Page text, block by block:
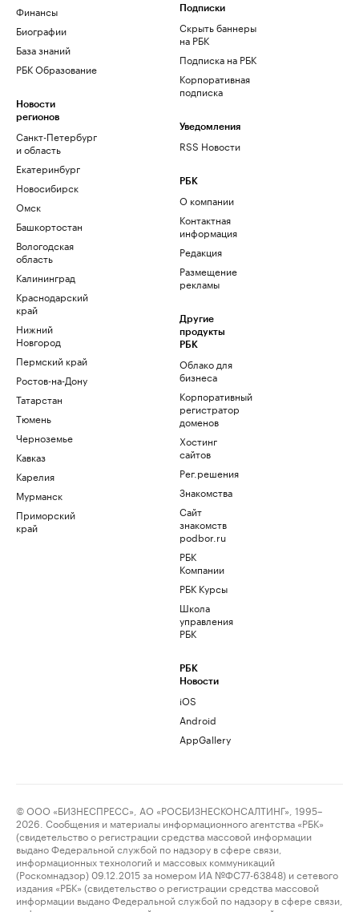
Финансы
Биографии
База знаний
РБК Образование
Новости
регионов
Санкт-Петербург
и область
Екатеринбург
Новосибирск
Омск
Башкортостан
Вологодская
область
Калининград
Краснодарский
край
Нижний
Новгород
Пермский край
Ростов-на-Дону
Татарстан
Тюмень
Черноземье
Кавказ
Карелия
Мурманск
Приморский
край
Подписки
Скрыть баннеры
на РБК
Подписка на РБК
Корпоративная
подписка
Уведомления
RSS Новости
РБК
О компании
Контактная
информация
Редакция
Размещение
рекламы
Другие
продукты
РБК
Облако для
бизнеса
Корпоративный
регистратор
доменов
Хостинг
сайтов
Рег.решения
Знакомства
Сайт
знакомств
podbor.ru
РБК
Компании
РБК Курсы
Школа
управления
РБК
РБК
Новости
iOS
Android
AppGallery
© ООО «БИЗНЕСПРЕСС», АО «РОСБИЗНЕСКОНСАЛТИНГ», 1995–
2026. Сообщения и материалы информационного агентства «РБК»
(свидетельство о регистрации средства массовой информации
выдано Федеральной службой по надзору в сфере связи,
информационных технологий и массовых коммуникаций
(Роскомнадзор) 09.12.2015 за номером ИА №ФС77-63848) и сетевого
издания «РБК» (свидетельство о регистрации средства массовой
информации выдано Федеральной службой по надзору в сфере связи,